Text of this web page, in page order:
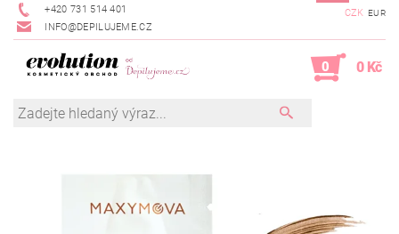
+420 731 514 401
INFO@DEPILUJEME.CZ
CZK EUR
0 0 Kč